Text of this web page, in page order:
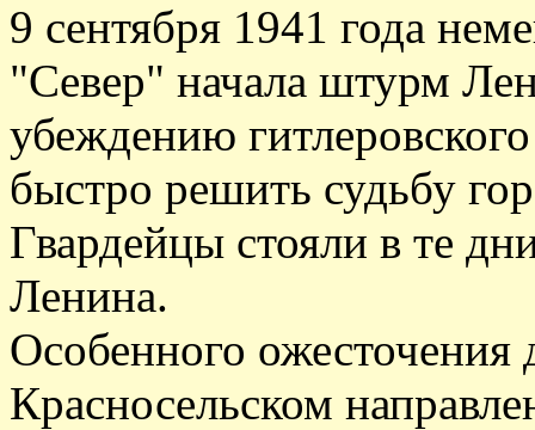
9 сентября 1941 года
"Север" начала штурм
убеждению
быстро решить судьбу
Гвардейцы стояли в те
Ленина.
Особенного ожесточения
Красносельском